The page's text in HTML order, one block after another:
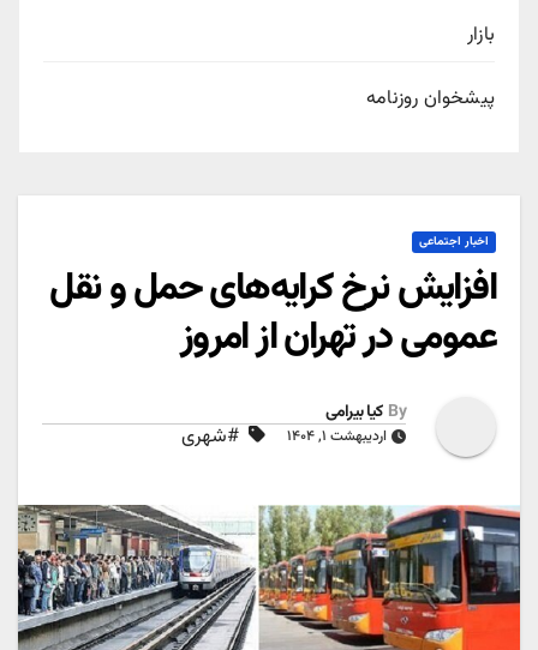
بازار
پیشخوان روزنامه
اخبار اجتماعی
افزایش نرخ کرایه‌های حمل و نقل
عمومی در تهران از امروز
By کیا بیرامی
اردیبهشت ۱, ۱۴۰۴ #شهری